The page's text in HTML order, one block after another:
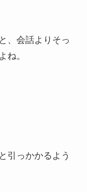
、会話よりそっ
ね。
引っかかるよう